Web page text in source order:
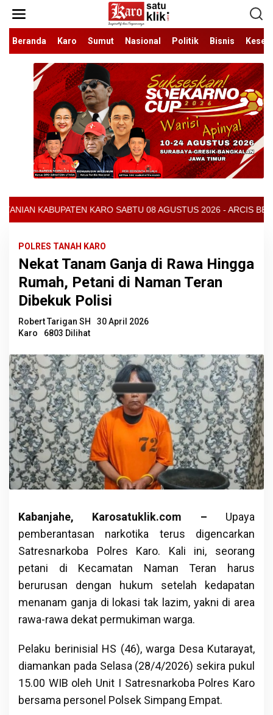
konten
Beranda
Karo Sumut Nasional Politik Bisnis
SABTU 08 AGUSTUS 2026 - ARCIS BERASTAGI : 32000-
POLRES TANAH KARO
Nekat Tanam Ganja di Rawa Hingga
Rumah, Petani di Naman Teran
Dibekuk Polisi
Robert Tarigan SH
30 April 2026
Karo
6803 Dilihat
Kabanjahe, Karosatuklik.com – Upaya
pemberantasan narkotika terus digencarkan
Satresnarkoba Polres Karo. Kali ini, seorang
petani di Kecamatan Naman Teran harus
berurusan dengan hukum setelah kedapatan
menanam ganja di lokasi tak lazim, yakni di area
rawa-rawa dekat permukiman warga.
Pelaku berinisial HS (46), warga Desa Kutarayat,
diamankan pada Selasa (28/4/2026) sekira pukul
15.00 WIB oleh Unit I Satresnarkoba Polres Karo
bersama personel Polsek Simpang Empat.